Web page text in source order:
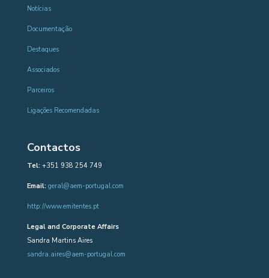
Notícias
Documentação
Destaques
Associados
Parceiros
Ligações Recomendadas
Contactos
Tel:+351 938 254 749
Email: geral@aem-portugal.com
http://www.emitentes.pt
Legal and Corporate Affairs
Sandra Martins Aires
sandra.aires@aem-portugal.com